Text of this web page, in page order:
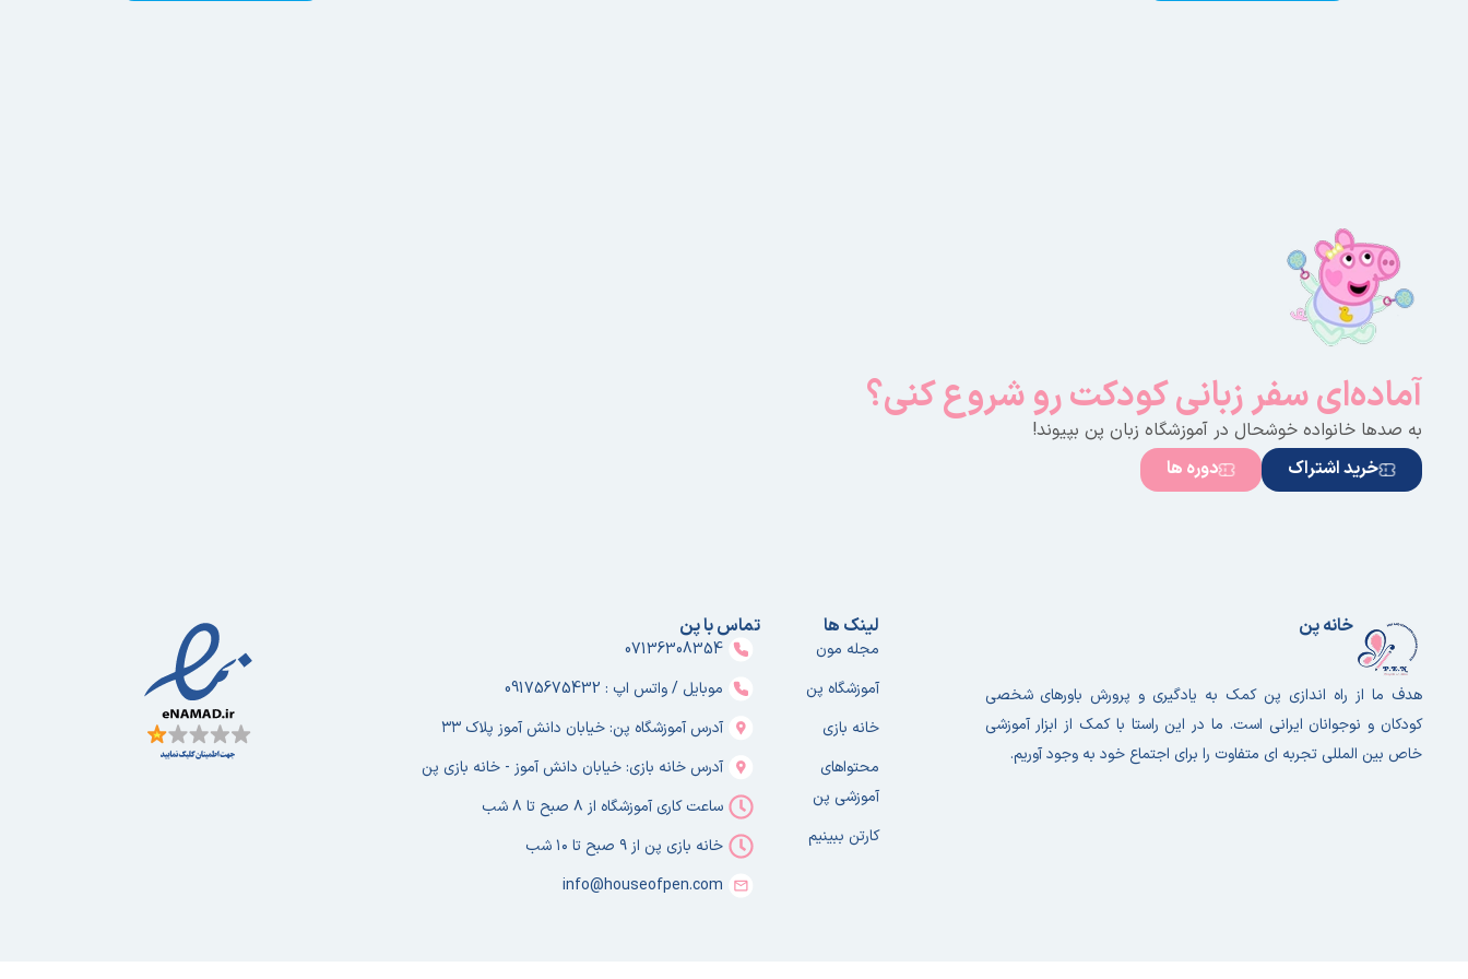
آماده‌ای سفر زبانی کودکت رو شروع کنی؟
به صدها خانواده خوشحال در آموزشگاه زبان پن بپیوند!
خرید اشتراک
دوره ها
خانه پن
هدف ما از راه اندازی پن کمک به یادگیری و پرورش باورهای شخصی
کودکان و نوجوانان ایرانی است. ما در این راستا با کمک از ابزار آموزشی
خاص بین المللی تجربه ای متفاوت را برای اجتماع خود به وجود آوریم.
لینک ها
مجله مون
آموزشگاه پن
خانه بازی
محتواهای
آموزشی پن
کارتن ببینیم
تماس با پن
07136308354
موبایل / واتس اپ : 09175675432
آدرس آموزشگاه پن: خیابان دانش آموز پلاک ۳۳
آدرس خانه بازی: خیابان دانش آموز - خانه بازی پن
ساعت کاری آموزشگاه از ۸ صبح تا ۸ شب
خانه بازی پن از ۹ صبح تا ۱۰ شب
info@houseofpen.com